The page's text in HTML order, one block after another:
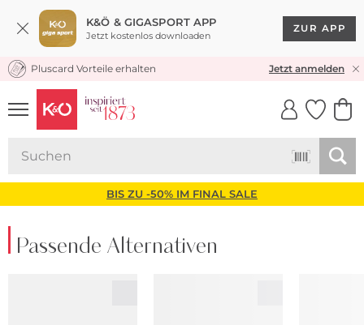
K&Ö & GIGASPORT APP
Jetzt kostenlos downloaden
ZUR APP
KOSTENLOSER VERSAND* & RÜCKVERSAND
Pluscard Vorteile erhalten Jetzt anmelden
UNSERE APP
CLICK &
BIS ZU -50% IM FINAL SALE
Passende Alternativen